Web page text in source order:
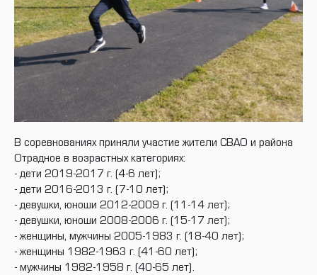
В соревнованиях приняли участие жители СВАО и района
Отрадное в возрастных категориях:
- дети 2019-2017 г. (4-6 лет);
- дети 2016-2013 г. (7-10 лет);
- девушки, юноши 2012-2009 г. (11-14 лет);
- девушки, юноши 2008-2006 г. (15-17 лет);
- женщины, мужчины 2005-1983 г. (18-40 лет);
- женщины 1982-1963 г. (41-60 лет);
- мужчины 1982-1958 г. (40-65 лет).